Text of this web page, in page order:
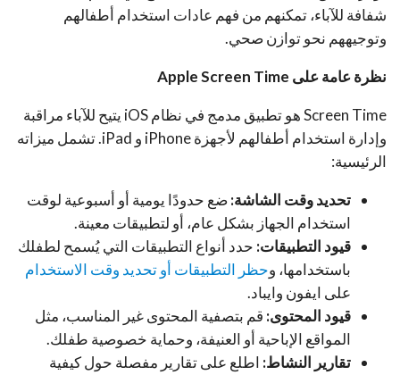
شفافة للآباء، تمكنهم من فهم عادات استخدام أطفالهم
وتوجيههم نحو توازن صحي.
نظرة عامة على Apple Screen Time
Screen Time هو تطبيق مدمج في نظام iOS يتيح للآباء مراقبة
وإدارة استخدام أطفالهم لأجهزة iPhone و iPad. تشمل ميزاته
الرئيسية:
تحديد وقت الشاشة:ضع حدودًا يومية أو أسبوعية لوقت
استخدام الجهاز بشكل عام، أو لتطبيقات معينة.
قيود التطبيقات: حدد أنواع التطبيقات التي يُسمح لطفلك
باستخدامها، وحظر التطبيقات أو تحديد وقت الاستخدام
على ايفون وايباد.
قيود المحتوى: قم بتصفية المحتوى غير المناسب، مثل
المواقع الإباحية أو العنيفة، وحماية خصوصية طفلك.
تقارير النشاط: اطلع على تقارير مفصلة حول كيفية